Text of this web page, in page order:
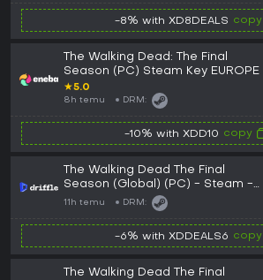
-8% with XD8DEALS copy
The Walking Dead: The Final
Season (PC) Steam Key EUROPE
★5.0
8h temu DRM:
-10% with XDD10 copy
The Walking Dead The Final
Season (Global) (PC) - Steam -
Digital Key
11h temu DRM:
-6% with XDDEALS6 copy
The Walking Dead The Final